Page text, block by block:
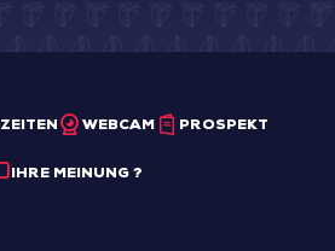
WEBCAM PROSPEKT
IHRE MEINUNG ?